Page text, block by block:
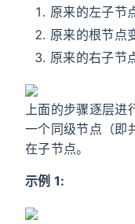
原来的左子节
原来的根节点
原来的右子节
上面的步骤逐层
一个同级节点（即
在子节点。
示例 1: